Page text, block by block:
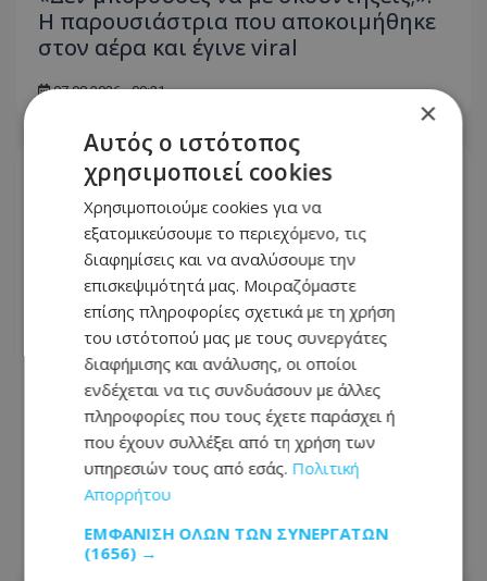
Η παρουσιάστρια που αποκοιμήθηκε
στον αέρα και έγινε viral
07.08.2026 - 09:21
Αυτή είναι η ηλεκτρική συσκευή που
«καίει» όσο 65 ψυγεία: Σχεδόν 5.000
watt την ώρα
06.08.2026 - 20:55
×
Αυτός ο ιστότοπος
χρησιμοποιεί cookies
Χρησιμοποιούμε cookies για να
εξατομικεύσουμε το περιεχόμενο, τις
διαφημίσεις και να αναλύσουμε την
επισκεψιμότητά μας. Μοιραζόμαστε
επίσης πληροφορίες σχετικά με τη χρήση
του ιστότοπού μας με τους συνεργάτες
διαφήμισης και ανάλυσης, οι οποίοι
ενδέχεται να τις συνδυάσουν με άλλες
πληροφορίες που τους έχετε παράσχει ή
που έχουν συλλέξει από τη χρήση των
υπηρεσιών τους από εσάς. Πολιτική
Απορρήτου
ΕΜΦΆΝΙΣΗ ΌΛΩΝ ΤΩΝ ΣΥΝΕΡΓΑΤΏΝ
(1656) →